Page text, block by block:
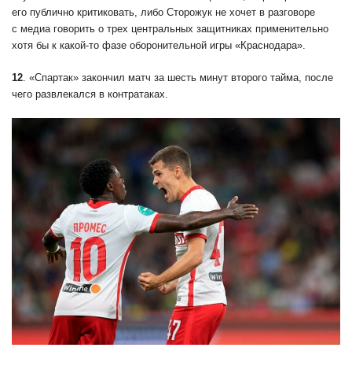
его публично критиковать, либо Сторожук не хочет в разговоре
с медиа говорить о трех центральных защитниках применительно
хотя бы к какой-то фазе оборонительной игры «Краснодара».
12. «Спартак» закончил матч за шесть минут второго тайма, после
чего развлекался в контратаках.